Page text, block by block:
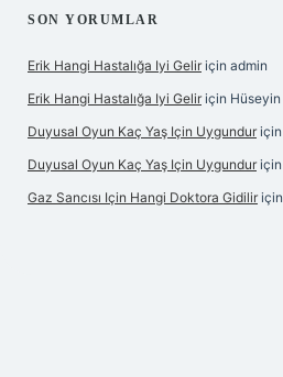
SON YORUMLAR
Erik Hangi Hastalığa Iyi Gelir için admin
Erik Hangi Hastalığa Iyi Gelir için Hüseyin
Duyusal Oyun Kaç Yaş Için Uygundur için
Duyusal Oyun Kaç Yaş Için Uygundur için
Gaz Sancısı Için Hangi Doktora Gidilir için